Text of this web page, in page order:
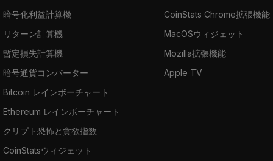
暗号化利益計算機
リターン計算機
暫定損失計算機
暗号通貨コンバーター
Bitcoin レインボーチャート
Ethereum レインボーチャート
クリプト恐怖と貪欲指数
CoinStatsウィジェット
CoinStats Chrome拡張機能
MacOSウィジェット
Mozilla拡張機能
Apple TV